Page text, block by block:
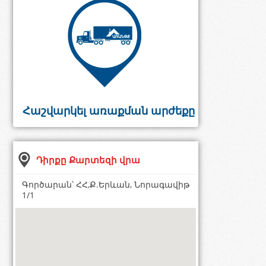
Հաշվարկել առաքման արժեքը
Դիրքը Քարտեզի վրա
Գործարան՝ ՀՀ,Ք.Երևան, Նորագավիթ
1/1